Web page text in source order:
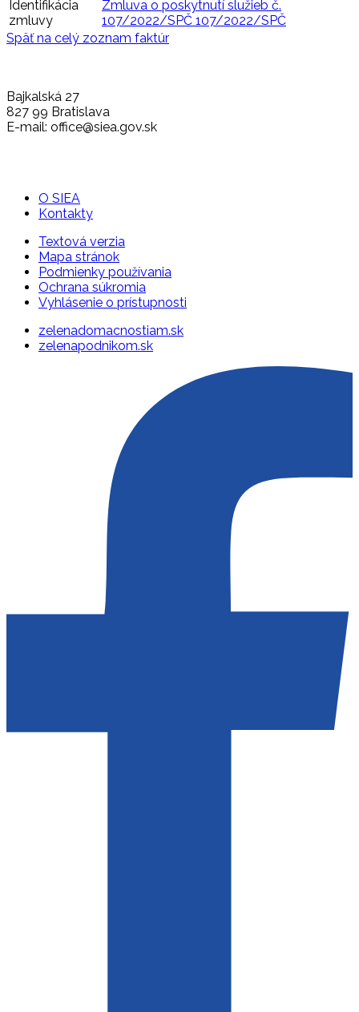
Identifikácia
zmluvy
Zmluva o poskytnutí služieb č.
107/2022/SPČ 107/2022/SPČ
Späť na celý zoznam faktúr
Bajkalská 27
827 99 Bratislava
E-mail: office@siea.gov.sk
O SIEA
Kontakty
Textová verzia
Mapa stránok
Podmienky používania
Ochrana súkromia
Vyhlásenie o prístupnosti
zelenadomacnostiam.sk
zelenapodnikom.sk